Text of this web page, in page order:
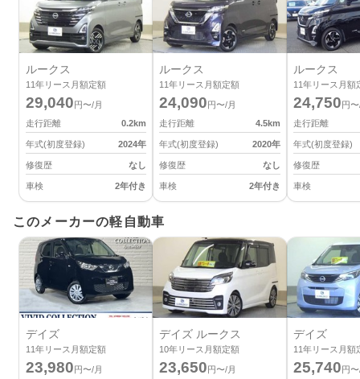
ルークス
11年リース月額定額
29,040円〜/月
走行距離
0.2km
年式(初度登録) 2024年
修復歴 なし
車検 2年付き
ルークス
11年リース月額定額
24,090円〜/月
走行距離
4.5km
年式(初度登録) 2020年
修復歴 なし
車検 2年付き
ルークス
11年リース月額
24,750円
走行距離
年式(初度登録)
修復歴
車検
このメーカーの軽自動車
デイズ
11年リース月額定額
23,980円〜/月
デイズ ルークス
10年リース月額定額
23,650円〜/月
デイズ
11年リース月額
25,740円